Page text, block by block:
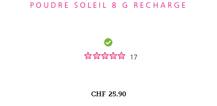
POUDRE SOLEIL 8 G RECHARGE
17
CHF 25.90